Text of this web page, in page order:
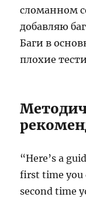
сломанном
добавляю
Баги в
плохие
“Here’s a
first time you
second time